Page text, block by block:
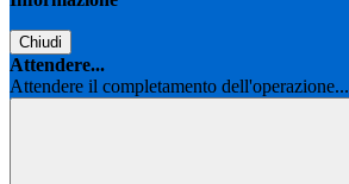
Chiudi
Attendere...
Attendere il completamento dell'operazione...